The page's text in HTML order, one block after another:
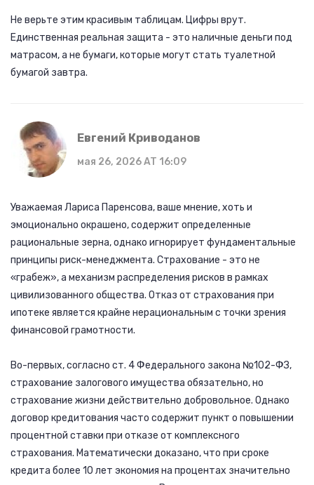
Не верьте этим красивым таблицам. Цифры врут.
Единственная реальная защита - это наличные деньги под
матрасом, а не бумаги, которые могут стать туалетной
бумагой завтра.
Евгений Криводанов
мая 26, 2026 AT 16:09
Уважаемая Лариса Паренсова, ваше мнение, хоть и
эмоционально окрашено, содержит определенные
рациональные зерна, однако игнорирует фундаментальные
принципы риск-менеджмента. Страхование - это не
«грабеж», а механизм распределения рисков в рамках
цивилизованного общества. Отказ от страхования при
ипотеке является крайне нерациональным с точки зрения
финансовой грамотности.
Во-первых, согласно ст. 4 Федерального закона №102-ФЗ,
страхование залогового имущества обязательно, но
страхование жизни действительно добровольное. Однако
договор кредитования часто содержит пункт о повышении
процентной ставки при отказе от комплексного
страхования. Математически доказано, что при сроке
кредита более 10 лет экономия на процентах значительно